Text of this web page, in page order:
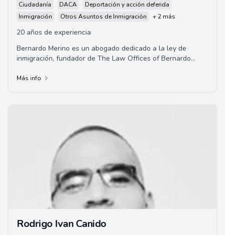
Ciudadanía DACA
Deportación y acción deferida
Inmigración
Otros Asuntos de Inmigración + 2 más
20 años de experiencia
Bernardo Merino es un abogado dedicado a la ley de
inmigración, fundador de The Law Offices of Bernardo
Más info
Rodrigo Ivan Canido